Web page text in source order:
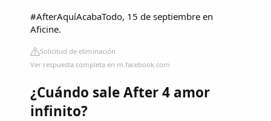
#AfterAquíAcabaTodo, 15 de septiembre en
Aficine.
Solicitud de eliminación
Ver respuesta completa en m.facebook.com
¿Cuándo sale After 4 amor
infinito?